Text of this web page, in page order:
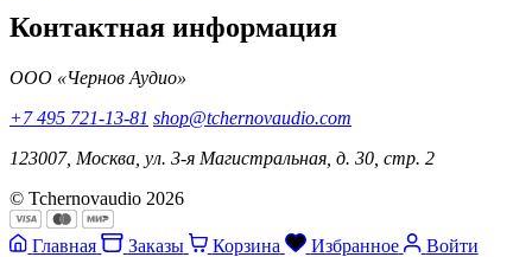
Контактная информация
ООО «Чернов Аудио»
+7 495 721-13-81 shop@tchernovaudio.com
123007, Москва, ул. 3-я Магистральная, д. 30, стр. 2
© Tchernovaudio 2026
Главная Заказы Корзина Избранное Войти